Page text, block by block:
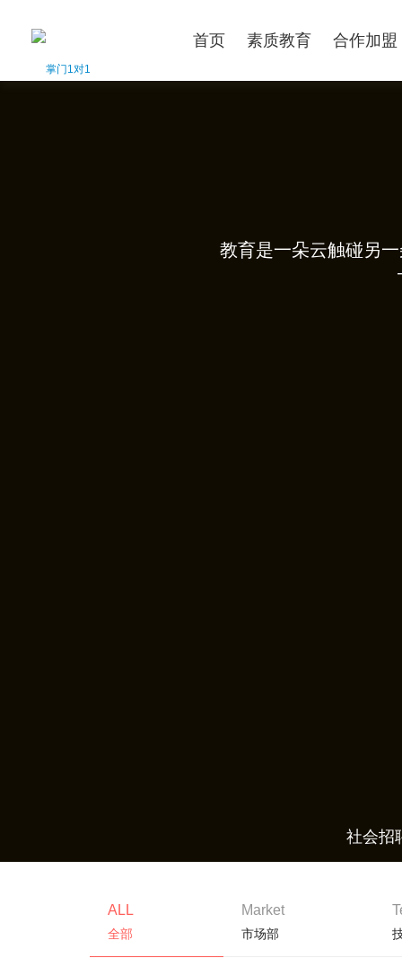
首页 素质教育 合作加盟
教育是一朵云触碰另
社会招
ALL
全部
Market
市场部